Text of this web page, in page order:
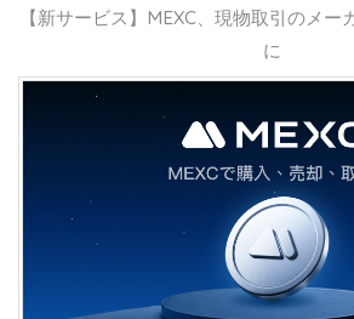
【新サービス】MEXC、現物取引のメ
に